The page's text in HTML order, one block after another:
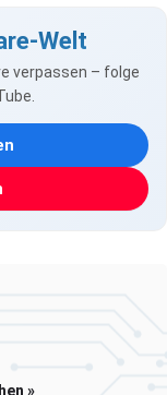
Welt
verpassen – folge
»